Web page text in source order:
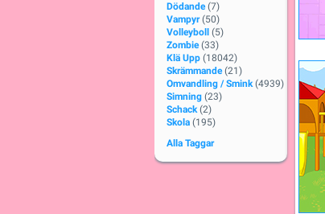
Dödande (7)
Vampyr (50)
Volleyboll
(5)
Zombie (33)
Klä Upp (18042)
Skrämmande (21)
Omvandling / Smink (4939)
Simning (23)
Schack (2)
Skola (195)
Alla Taggar